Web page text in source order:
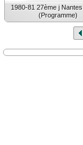
1980-81 27ème j
(Programme)